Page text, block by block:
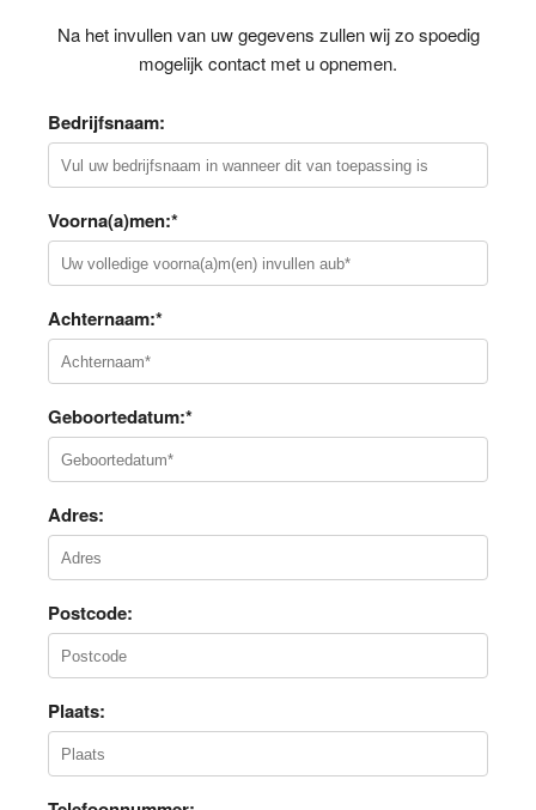
Na het invullen van uw gegevens zullen wij zo spoedig
mogelijk contact met u opnemen.
Bedrijfsnaam:
Voorna(a)men:*
Achternaam:*
Geboortedatum:*
Adres:
Postcode:
Plaats: